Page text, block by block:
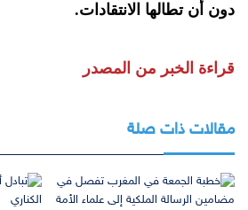
دون أن تطالها الانتقادات.
قراءة الخبر من المصدر
مقالات ذات صلة